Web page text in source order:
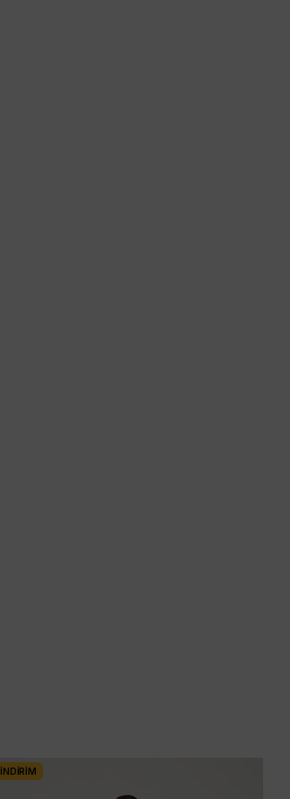
İNDIRIM